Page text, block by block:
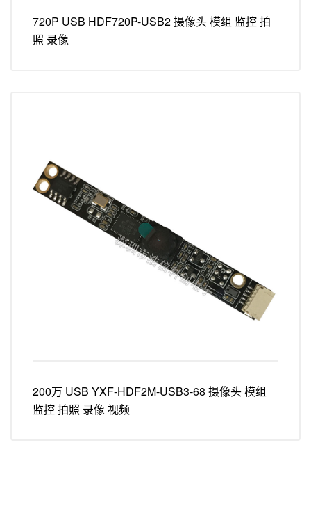
720P USB HDF720P-USB2 摄像头 模组 监控 拍
照 录像
200万 USB YXF-HDF2M-USB3-68 摄像头 模组
监控 拍照 录像 视频